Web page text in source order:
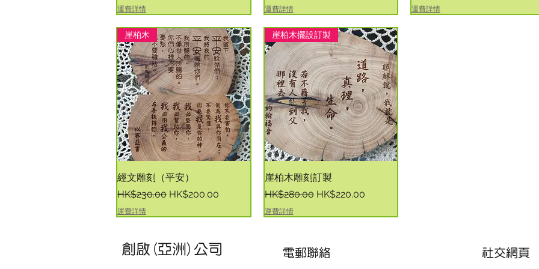
運費詳情 運費詳情 運費詳情
快速瀏覽
崖柏木
經文雕刻（平安）
一般價格
HK$230.00 促銷價格
HK$200.00
運費詳情
快速瀏覽
崖柏木擺設訂製
崖柏木雕刻訂製
一般價格
HK$280.00 促銷價格
HK$220.00
運費詳情
創啟(亞洲)公司 電郵聯絡 社交網頁